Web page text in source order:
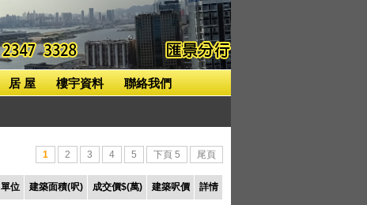
居 屋 樓宇資料 聯絡我們
1 2 3 4 5 下頁 5 尾頁
單位 建築面積(呎) 成交價$(萬) 建築呎價 詳情